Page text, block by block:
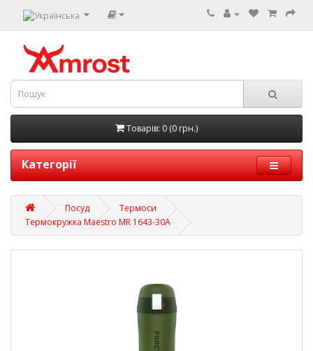
Товарів: 0 (0 грн.)
Категорії
Посуд
Термоси
Термокружка Maestro MR 1643-30A